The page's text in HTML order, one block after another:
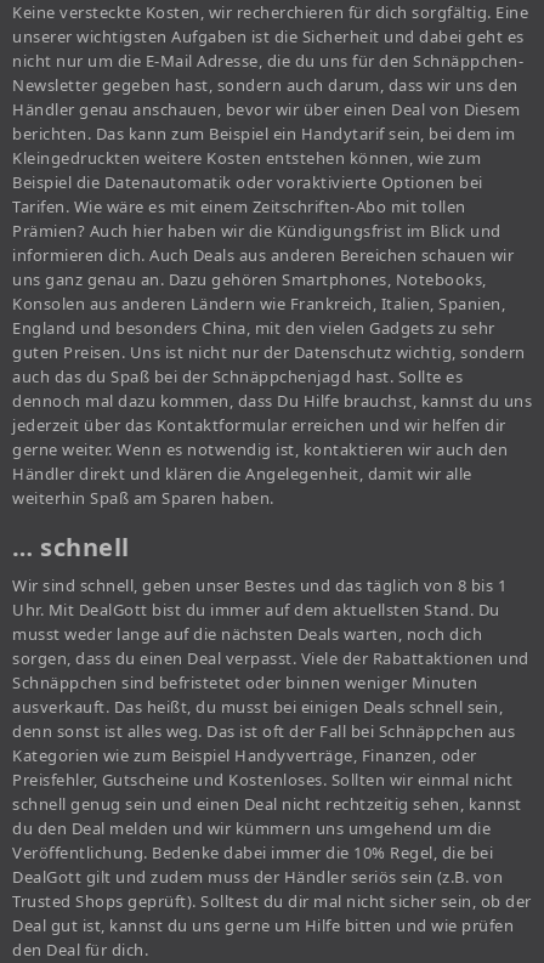
Keine versteckte Kosten, wir recherchieren für dich sorgfältig. Eine
unserer wichtigsten Aufgaben ist die Sicherheit und dabei geht es
nicht nur um die E-Mail Adresse, die du uns für den Schnäppchen-
Newsletter gegeben hast, sondern auch darum, dass wir uns den
Händler genau anschauen, bevor wir über einen Deal von Diesem
berichten. Das kann zum Beispiel ein Handytarif sein, bei dem im
Kleingedruckten weitere Kosten entstehen können, wie zum
Beispiel die Datenautomatik oder voraktivierte Optionen bei
Tarifen. Wie wäre es mit einem Zeitschriften-Abo mit tollen
Prämien? Auch hier haben wir die Kündigungsfrist im Blick und
informieren dich. Auch Deals aus anderen Bereichen schauen wir
uns ganz genau an. Dazu gehören Smartphones, Notebooks,
Konsolen aus anderen Ländern wie Frankreich, Italien, Spanien,
England und besonders China, mit den vielen Gadgets zu sehr
guten Preisen. Uns ist nicht nur der Datenschutz wichtig, sondern
auch das du Spaß bei der Schnäppchenjagd hast. Sollte es
dennoch mal dazu kommen, dass Du Hilfe brauchst, kannst du uns
jederzeit über das Kontaktformular erreichen und wir helfen dir
gerne weiter. Wenn es notwendig ist, kontaktieren wir auch den
Händler direkt und klären die Angelegenheit, damit wir alle
weiterhin Spaß am Sparen haben.
… schnell
Wir sind schnell, geben unser Bestes und das täglich von 8 bis 1
Uhr. Mit DealGott bist du immer auf dem aktuellsten Stand. Du
musst weder lange auf die nächsten Deals warten, noch dich
sorgen, dass du einen Deal verpasst. Viele der Rabattaktionen und
Schnäppchen sind befristetet oder binnen weniger Minuten
ausverkauft. Das heißt, du musst bei einigen Deals schnell sein,
denn sonst ist alles weg. Das ist oft der Fall bei Schnäppchen aus
Kategorien wie zum Beispiel Handyverträge, Finanzen, oder
Preisfehler, Gutscheine und Kostenloses. Sollten wir einmal nicht
schnell genug sein und einen Deal nicht rechtzeitig sehen, kannst
du den Deal melden und wir kümmern uns umgehend um die
Veröffentlichung. Bedenke dabei immer die 10% Regel, die bei
DealGott gilt und zudem muss der Händler seriös sein (z.B. von
Trusted Shops geprüft). Solltest du dir mal nicht sicher sein, ob der
Deal gut ist, kannst du uns gerne um Hilfe bitten und wie prüfen
den Deal für dich.